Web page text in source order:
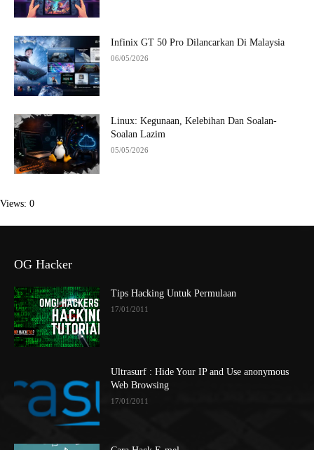
Infinix GT 50 Pro Dilancarkan Di Malaysia
06/05/2026
Linux: Kegunaan, Kelebihan Dan Soalan-
Soalan Lazim
05/05/2026
Views: 0
OG Hacker
Tips Hacking Untuk Permulaan
17/01/2011
Ultrasurf : Hide Your IP and Use anonymous
Web Browsing
17/01/2011